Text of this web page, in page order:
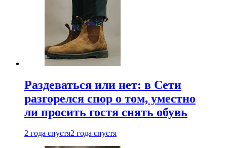
Раздеваться или нет: в Сети
разгорелся спор о том, уместно
ли просить гостя снять обувь
2 года спустя2 года спустя